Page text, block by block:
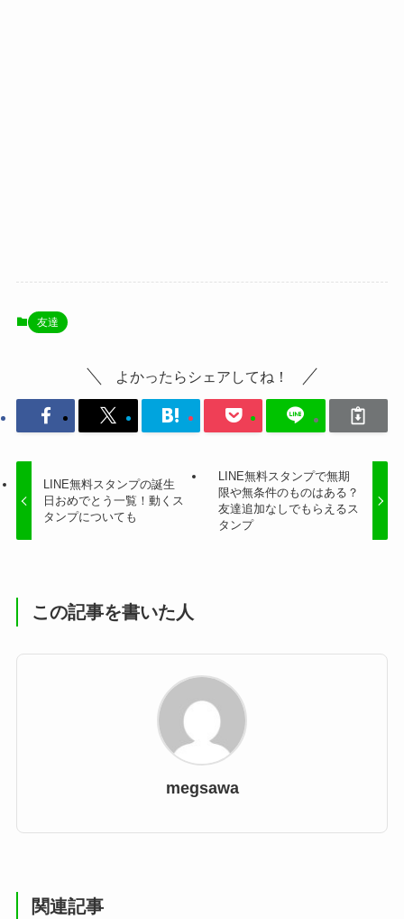
友達
よかったらシェアしてね！
LINE無料スタンプの誕生
日おめでとう一覧！動くス
タンプについても
LINE無料スタンプで無期
限や無条件のものはある？
友達追加なしでもらえるス
タンプ
この記事を書いた人
megsawa
関連記事